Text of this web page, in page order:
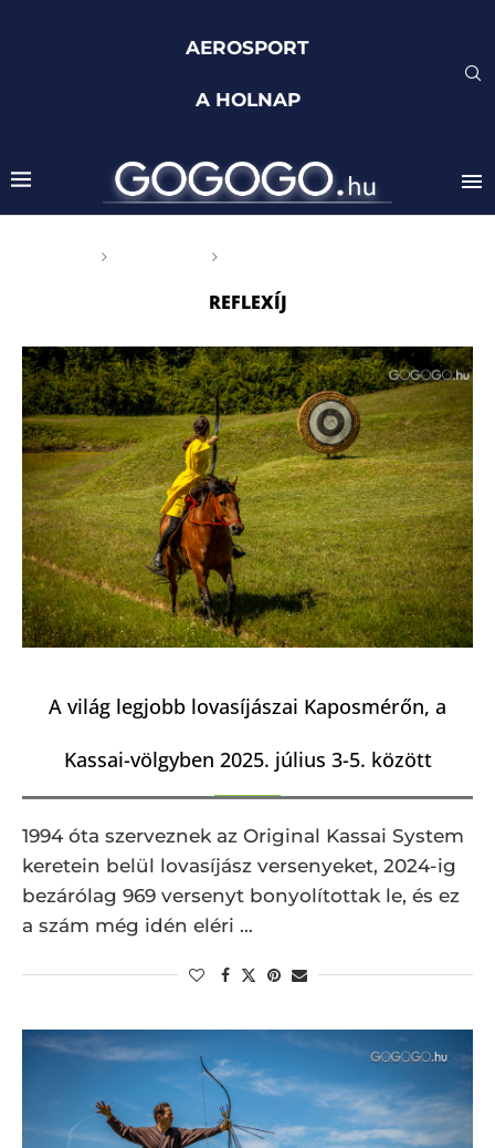
AEROSPORT
A HOLNAP
REFLEXÍJ
A világ legjobb lovasíjászai Kaposmérőn, a
Kassai-völgyben 2025. július 3-5. között
1994 óta szerveznek az Original Kassai System
keretein belül lovasíjász versenyeket, 2024-ig
bezárólag 969 versenyt bonyolítottak le, és ez
a szám még idén eléri …